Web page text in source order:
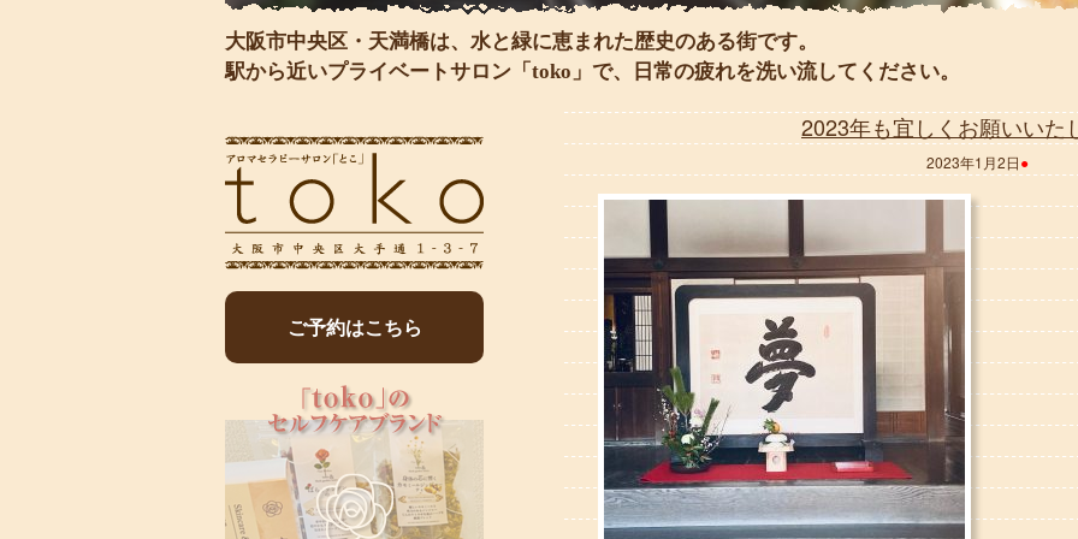
大阪市中央区・天満橋は、水と緑に恵まれた歴史のある街です。
駅から近いプライベートサロン「toko」で、日常の疲れを洗い流してください。
ご予約はこちら
2023年も宜しくお願いいた
2023年1月2日●